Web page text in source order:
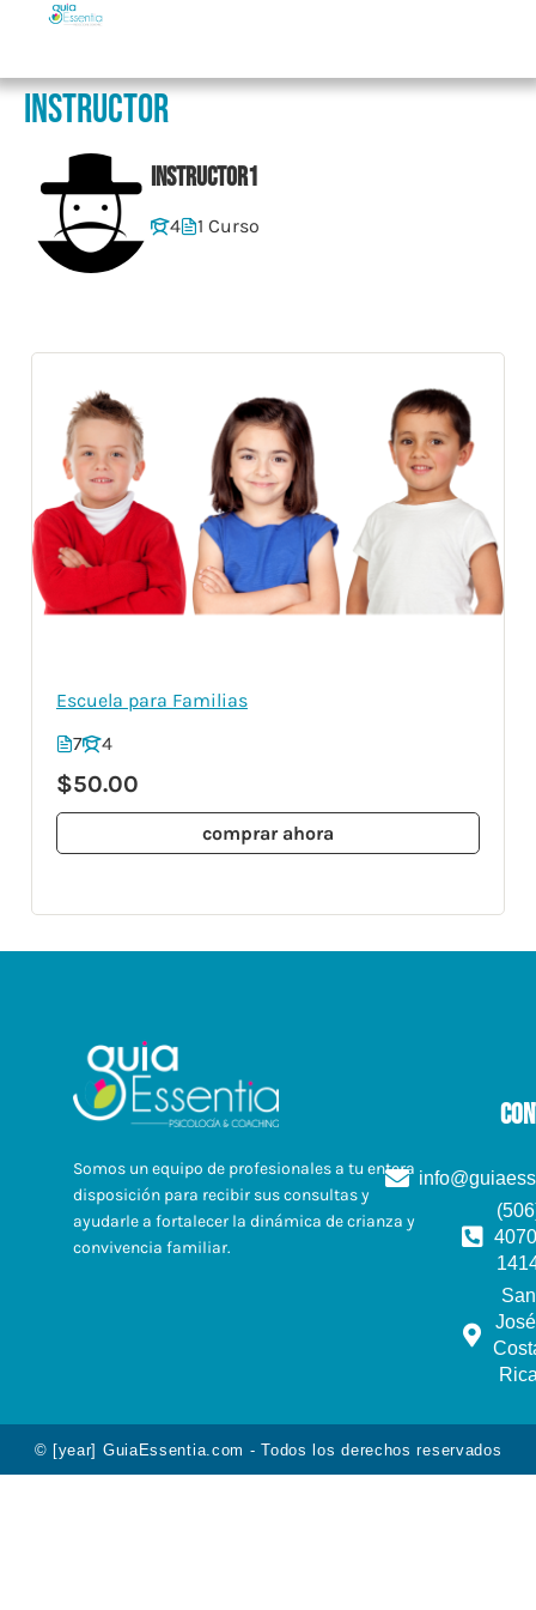
Instructor
instructor1
4 1 Curso
Escuela para Familias
7
4
$50.00
comprar ahora
Somos un equipo de profesionales a tu entera
disposición para recibir sus consultas y
ayudarle a fortalecer la dinámica de crianza y
convivencia familiar.
San
© [year] GuiaEssentia.com - Todos los derechos reservados